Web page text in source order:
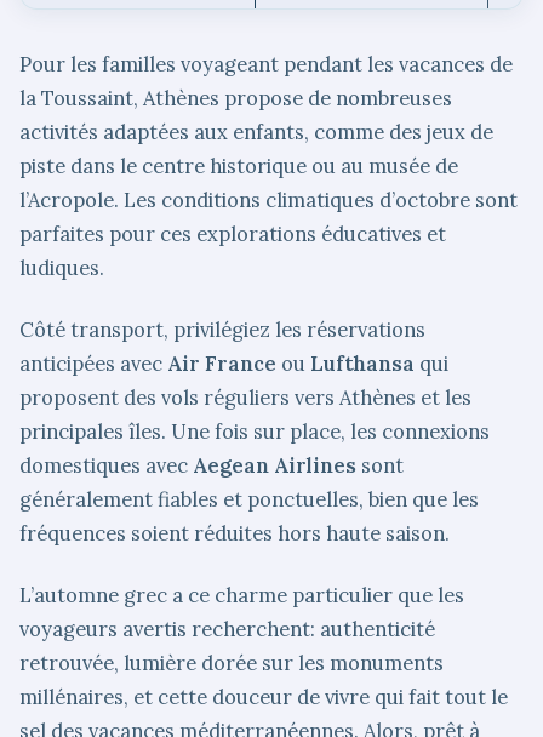
Pour les familles voyageant pendant les vacances de
la Toussaint, Athènes propose de nombreuses
activités adaptées aux enfants, comme des jeux de
piste dans le centre historique ou au musée de
l’Acropole. Les conditions climatiques d’octobre sont
parfaites pour ces explorations éducatives et
ludiques.
Côté transport, privilégiez les réservations
anticipées avec Air France ou Lufthansa qui
proposent des vols réguliers vers Athènes et les
principales îles. Une fois sur place, les connexions
domestiques avec Aegean Airlines sont
généralement fiables et ponctuelles, bien que les
fréquences soient réduites hors haute saison.
L’automne grec a ce charme particulier que les
voyageurs avertis recherchent: authenticité
retrouvée, lumière dorée sur les monuments
millénaires, et cette douceur de vivre qui fait tout le
sel des vacances méditerranéennes. Alors, prêt à